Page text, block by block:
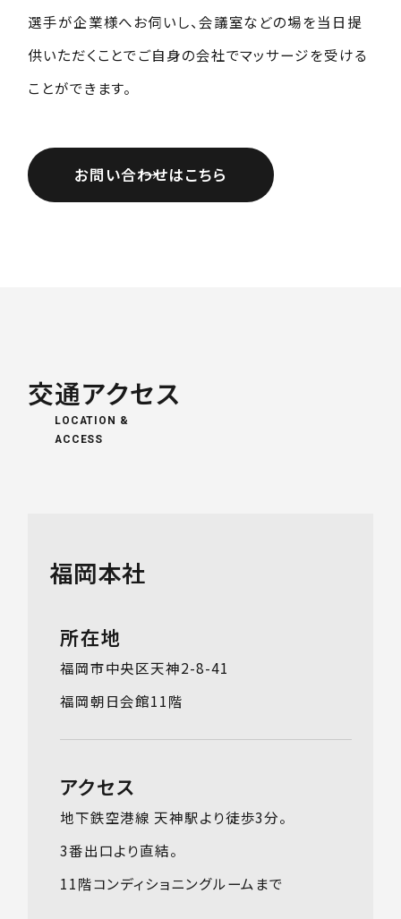
選手が企業様へお伺いし、会議室などの場を当日提
供いただくことでご自身の会社でマッサージを受ける
ことができます。
お問い合わせはこちら
交通アクセス
LOCATION &
ACCESS
福岡本社
所在地
福岡市中央区天神2-8-41
福岡朝日会館11階
アクセス
地下鉄空港線 天神駅より徒歩3分。
3番出口より直結。
11階コンディショニングルームまで